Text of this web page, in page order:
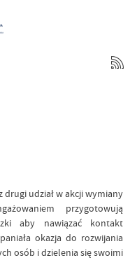
drugi udział w akcji wymiany
przygotowują
aby nawiązać kontakt
okazja do rozwijania
osób i dzielenia się swoimi